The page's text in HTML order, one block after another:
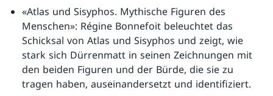
«Atlas und Sisyphos. Mythische Figuren des
Menschen»: Régine Bonnefoit beleuchtet das
Schicksal von Atlas und Sisyphos und zeigt, wie
stark sich Dürrenmatt in seinen Zeichnungen mit
den beiden Figuren und der Bürde, die sie zu
tragen haben, auseinandersetzt und identifiziert.